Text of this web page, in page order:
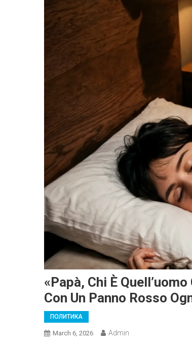
«Papà, Chi È
Con Un Panno Rosso
ПОЛИТИКА
March 6, 2026 Admin